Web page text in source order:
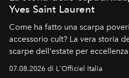
Yves Saint Laurent
Come ha fatto una scarpa
accessorio cult? La vera storia
scarpe dell'estate per
07.08.2026 di L'Officiel Italia